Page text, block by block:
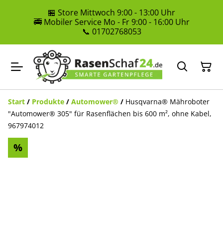
🏪 Store Mittwoch 9:00 - 13:00 Uhr
🚎 Mobiler Service Mo - Fr 9:00 - 16:00 Uhr
📞 01702768053
Start / Produkte / Automower® / Husqvarna® Mähroboter
"Automower® 305" für Rasenflächen bis 600 m², ohne Kabel,
967974012
%